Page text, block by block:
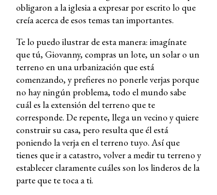
obligaron a la iglesia a expresar por escrito lo que
creía acerca de esos temas tan importantes.
Te lo puedo ilustrar de esta manera: imagínate
que tú, Giovanny, compras un lote, un solar o un
terreno en una urbanización que está
comenzando, y prefieres no ponerle verjas porque
no hay ningún problema, todo el mundo sabe
cuál es la extensión del terreno que te
corresponde. De repente, llega un vecino y quiere
construir su casa, pero resulta que él está
poniendo la verja en el terreno tuyo. Así que
tienes que ir a catastro, volver a medir tu terreno y
establecer claramente cuáles son los linderos de la
parte que te toca a ti.